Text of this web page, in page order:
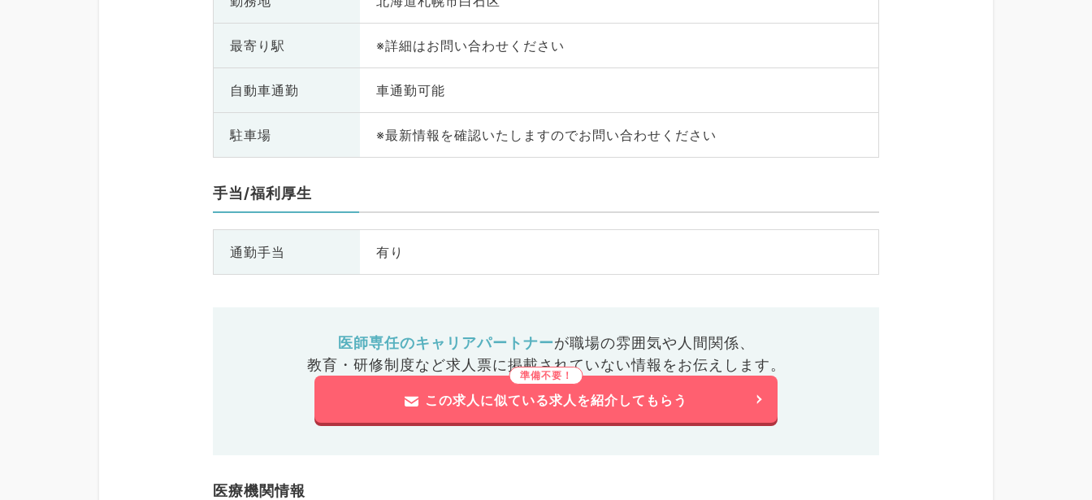
最寄り駅 ※詳細はお問い合わせください
自動車通勤 車通勤可能
駐車場 ※最新情報を確認いたしますのでお問い合わせください
手当/福利厚生
通勤手当 有り
医師専任のキャリアパートナーが職場の雰囲気や人間関係、
教育・研修制度など求人票に掲載されていない情報をお伝えします。
この求人に似ている求人を紹介してもらう
医療機関情報